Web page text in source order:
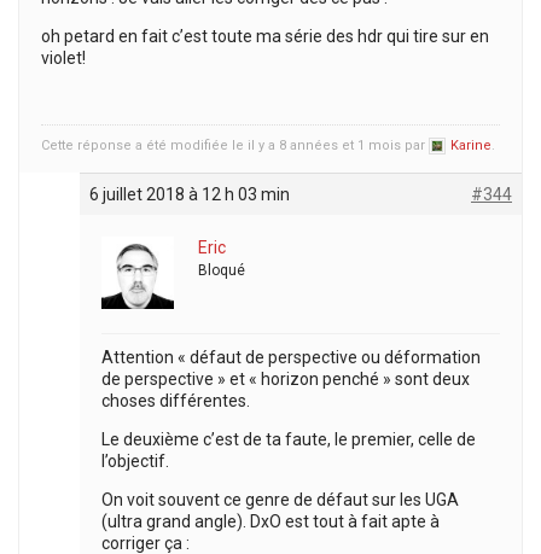
oh petard en fait c’est toute ma série des hdr qui tire sur en
violet!
Cette réponse a été modifiée le il y a 8 années et 1 mois par Karine.
6 juillet 2018 à 12 h 03 min #344
Eric
Bloqué
Attention « défaut de perspective ou déformation
de perspective » et « horizon penché » sont deux
choses différentes.
Le deuxième c’est de ta faute, le premier, celle de
l’objectif.
On voit souvent ce genre de défaut sur les UGA
(ultra grand angle). DxO est tout à fait apte à
corriger ça :